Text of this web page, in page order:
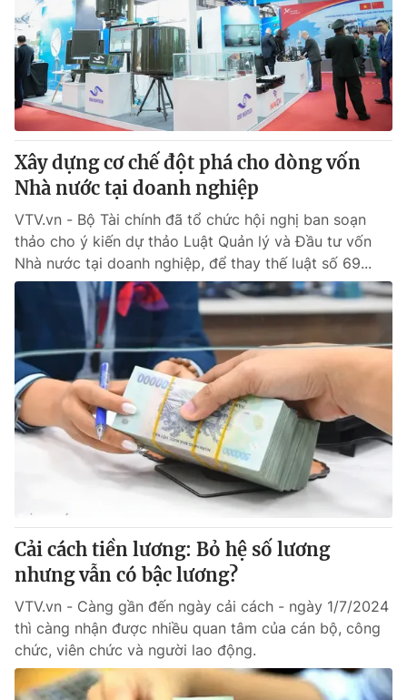
Xây dựng cơ chế đột phá cho dòng vốn
Nhà nước tại doanh nghiệp
VTV.vn - Bộ Tài chính đã tổ chức hội nghị ban soạn
thảo cho ý kiến dự thảo Luật Quản lý và Đầu tư vốn
Nhà nước tại doanh nghiệp, để thay thế luật số 69...
Cải cách tiền lương: Bỏ hệ số lương
nhưng vẫn có bậc lương?
VTV.vn - Càng gần đến ngày cải cách - ngày 1/7/2024
thì càng nhận được nhiều quan tâm của cán bộ, công
chức, viên chức và người lao động.